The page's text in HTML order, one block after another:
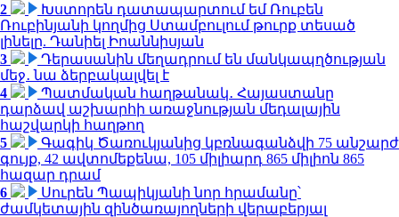
2
Խստորեն դատապարտում եմ Ռուբեն
Ռուբինյանի կողմից Ստամբուլում թուրք տեսած
լինելը. Դանիել Իոաննիսյան
3
Դերասանին մեղադրում են մանկապղծության
մեջ․ նա ձերբակալվել է
4
Պատմական հաղթանակ․ Հայաստանը
դարձավ աշխարհի առաջնության մեդալային
հաշվարկի հաղթող
5
Գագիկ Ծառուկյանից կբռնագանձվի 75 անշարժ
գույք, 42 ավտոմեքենա, 105 միլիարդ 865 միլիոն 865
հազար դրամ
6
Սուրեն Պապիկյանի նոր հրամանը՝
ժամկետային զինծառայողների վերաբերյալ